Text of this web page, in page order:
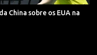
China sobre os EUA na